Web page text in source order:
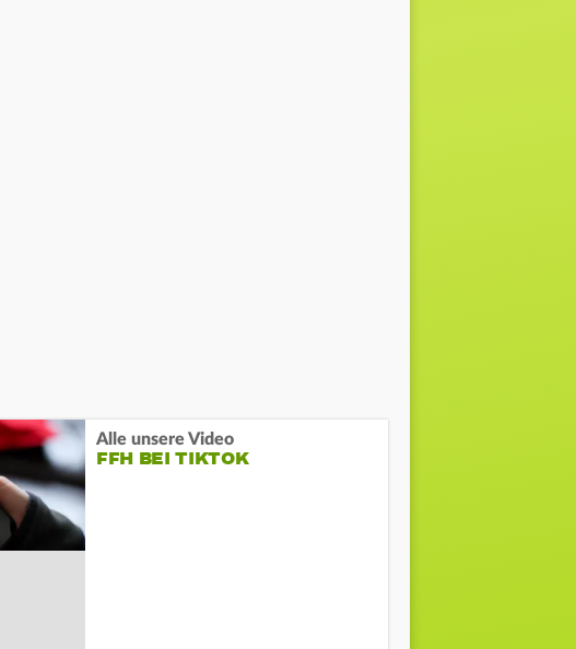
Alle unsere Video
FFH BEI TIKTOK